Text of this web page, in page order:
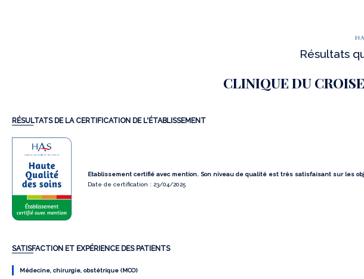
Résultats
CLINIQUE DU
RÉSULTATS DE LA CERTIFICATION DE L'ÉTABLISSEMENT
Etablissement certifié avec mention. Son niveau de qualité est très satisfaisant sur les
Date de certification : 23/04/2025
SATISFACTION ET EXPÉRIENCE DES PATIENTS
Médecine, chirurgie, obstétrique (MCO)